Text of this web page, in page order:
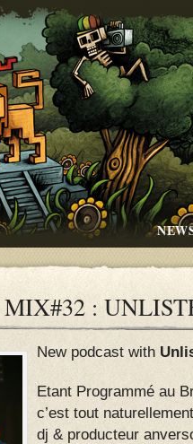
MIX#32 :
New podcast with
Etant Programmé au
c’est tout
dj & producteur